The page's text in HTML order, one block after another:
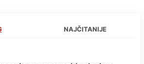
NAJČITANIJE